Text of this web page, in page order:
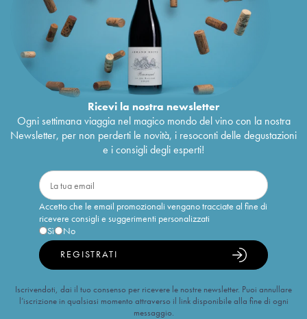
Ricevi la nostra newsletter
Ogni settimana viaggia nel magico mondo del vino con la nostra
Newsletter, per non perderti le novità, i resoconti delle degustazioni
e i consigli degli esperti!
Accetto che le email promozionali vengano tracciate al fine di
ricevere consigli e suggerimenti personalizzati
Sì
No
REGISTRATI
Iscrivendoti, dai il tuo consenso per ricevere le nostre newsletter. Puoi annullare
l’iscrizione in qualsiasi momento attraverso il link disponibile alla fine di ogni
messaggio.